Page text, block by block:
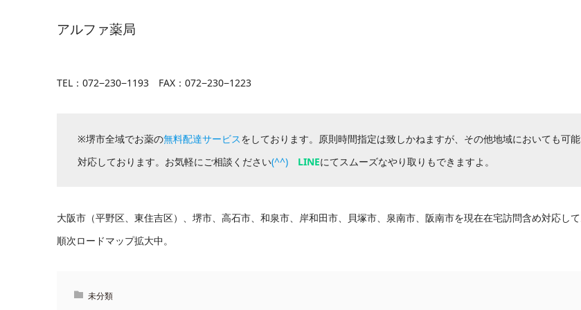
アルファ薬局
TEL：072−230−1193 FAX：072−230−1223
※堺市全域でお薬の無料配達サービスをしております。原則時間指定は致しかねますが、その他地域においても可
対応しております。お気軽にご相談ください(^^) LINEにてスムーズなやり取りもできますよ。
大阪市（平野区、東住吉区）、堺市、高石市、和泉市、岸和田市、貝塚市、泉南市、阪南市を現在在宅訪問含め対応して
順次ロードマップ拡大中。
未分類